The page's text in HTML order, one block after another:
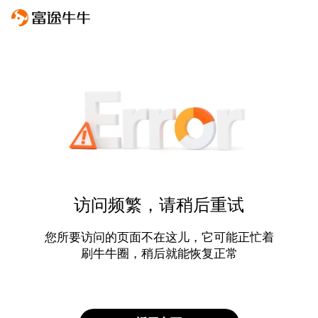
访问频繁，请稍后重试
您所要访问的页面不在这儿，它可能正忙着
刷牛牛圈，稍后就能恢复正常